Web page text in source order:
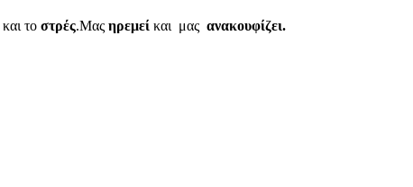
και το στρές.Μας ηρεμεί και μας ανακουφίζει.